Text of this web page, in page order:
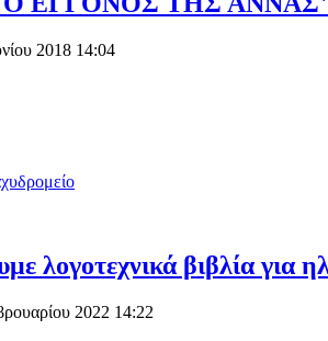
2018 14:04
λογοτεχνικά βιβλία για
2022 14:22